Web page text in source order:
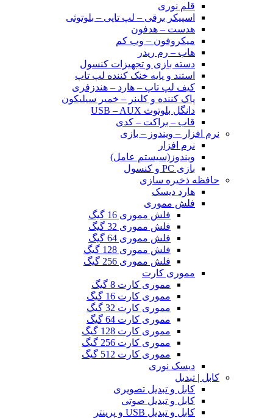
قلم نوری
اسپیکر برقی – لپ تاپی – بلوتوثی
هدست – هدفون
میکروفون – وب کم
هاب – رم ریدر
دسته بازی و تجهیزات کنسول
استند و پایه خنک کننده لپ تاپ
کیف لپ تاپ – هارد – هندزفری
پاک کننده و کلینر – خمیر سیلیکون
دانگل بلوتوث USB – AUX
قاب – براکت – کدی
نرم افزار – ویندوز – بازی
نرم افزار
ویندوز(سیستم عامل)
بازی PC و کنسول
حافظه ذخیره سازی
هارد دیسک
فلش مموری
فلش مموری 16 گیگ
فلش مموری 32 گیگ
فلش مموری 64 گیگ
فلش مموری 128 گیگ
فلش مموری 256 گیگ
مموری کارت
مموری کارت 8 گیگ
مموری کارت 16 گیگ
مموری کارت 32 گیگ
مموری کارت 64 گیگ
مموری کارت 128 گیگ
مموری کارت 256 گیگ
مموری کارت 512 گیگ
دیسک نوری
کابل | تبدیل
کابل و تبدیل تصویری
کابل و تبدیل صوتی
کابل و تبدیل USB و پرینتر